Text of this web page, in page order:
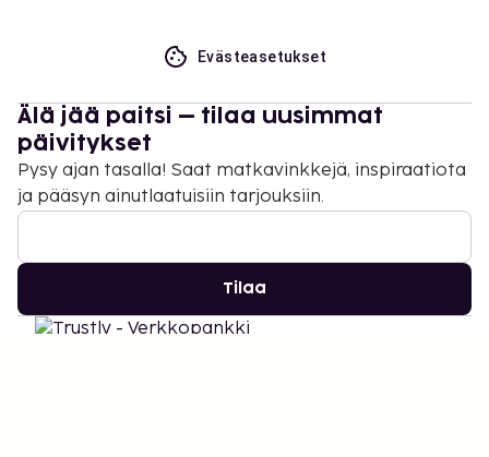
Evästeasetukset
Älä jää paitsi – tilaa uusimmat
päivitykset
Pysy ajan tasalla! Saat matkavinkkejä, inspiraatiota
ja pääsyn ainutlaatuisiin tarjouksiin.
Tilaa